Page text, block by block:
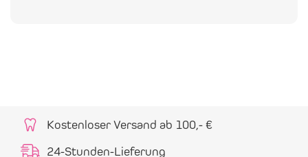
Kostenloser Versand ab 100,- €
24-Stunden-Lieferung